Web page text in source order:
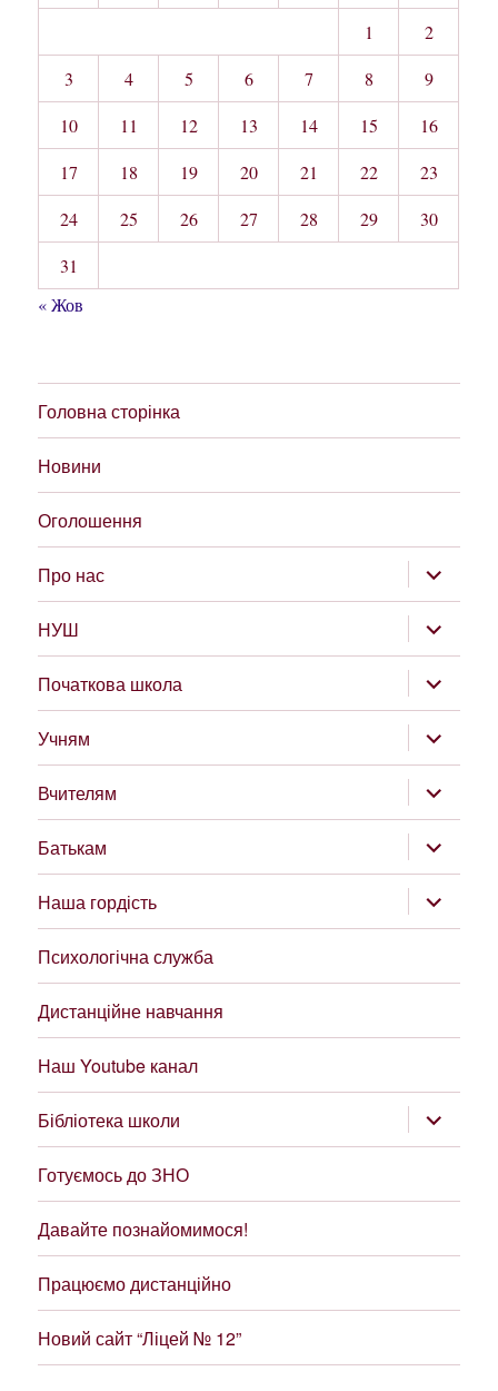
1
2
3
4 5 6 7 8
9
10
11 12 13 14 15
16
17
18 19 20 21 22
23
24
25 26 27 28 29
30
31
« Жов
Головна сторінка
Новини
Оголошення
Про нас
підменю
НУШ
підменю
Початкова школа
підменю
Учням
підменю
Вчителям
підменю
Батькам
підменю
Наша гордість
підменю
Психологічна служба
Дистанційне навчання
Наш Youtube канал
Бібліотека школи
підменю
Готуємось до ЗНО
Давайте познайомимося!
Працюємо дистанційно
Новий сайт “Ліцей № 12”